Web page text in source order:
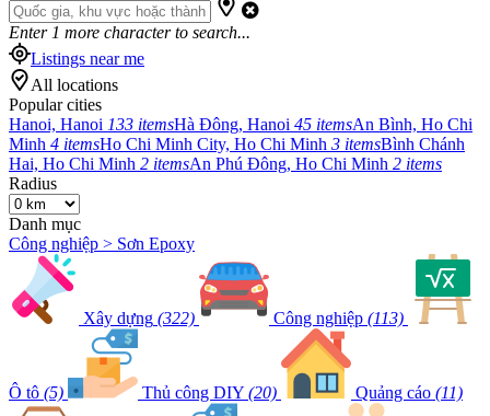
Enter 1 more character to search...
Listings near me
All locations
Popular cities
Hanoi, Hanoi 133 itemsHà Đông, Hanoi 45 itemsAn Bình, Ho Chi
Minh 4 itemsHo Chi Minh City, Ho Chi Minh 3 itemsBình Chánh
Hai, Ho Chi Minh 2 itemsAn Phú Đông, Ho Chi Minh 2 items
Radius
Danh mục
Công nghiệp > Sơn Epoxy
Xây dựng (322) Công nghiệp (113)
Ô tô (5) Thủ công DIY (20) Quảng cáo (11)